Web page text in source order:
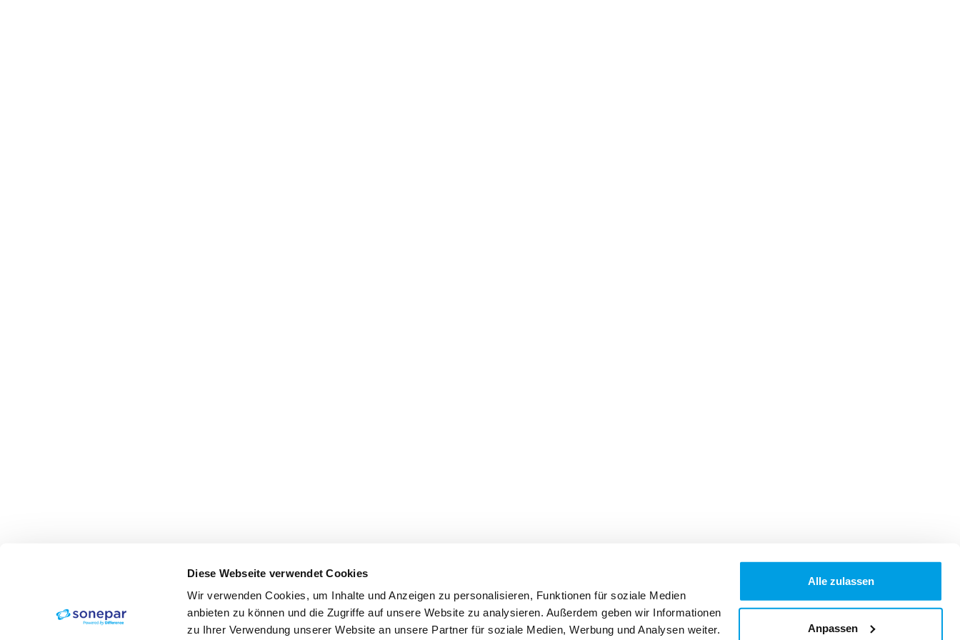
Diese Webseite verwendet Cookies
Wir verwenden Cookies, um Inhalte und Anzeigen zu personalisieren, Funktionen für soziale Medien
anbieten zu können und die Zugriffe auf unsere Website zu analysieren. Außerdem geben wir Informationen
zu Ihrer Verwendung unserer Website an unsere Partner für soziale Medien, Werbung und Analysen weiter.
Alle zulassen
Anpassen